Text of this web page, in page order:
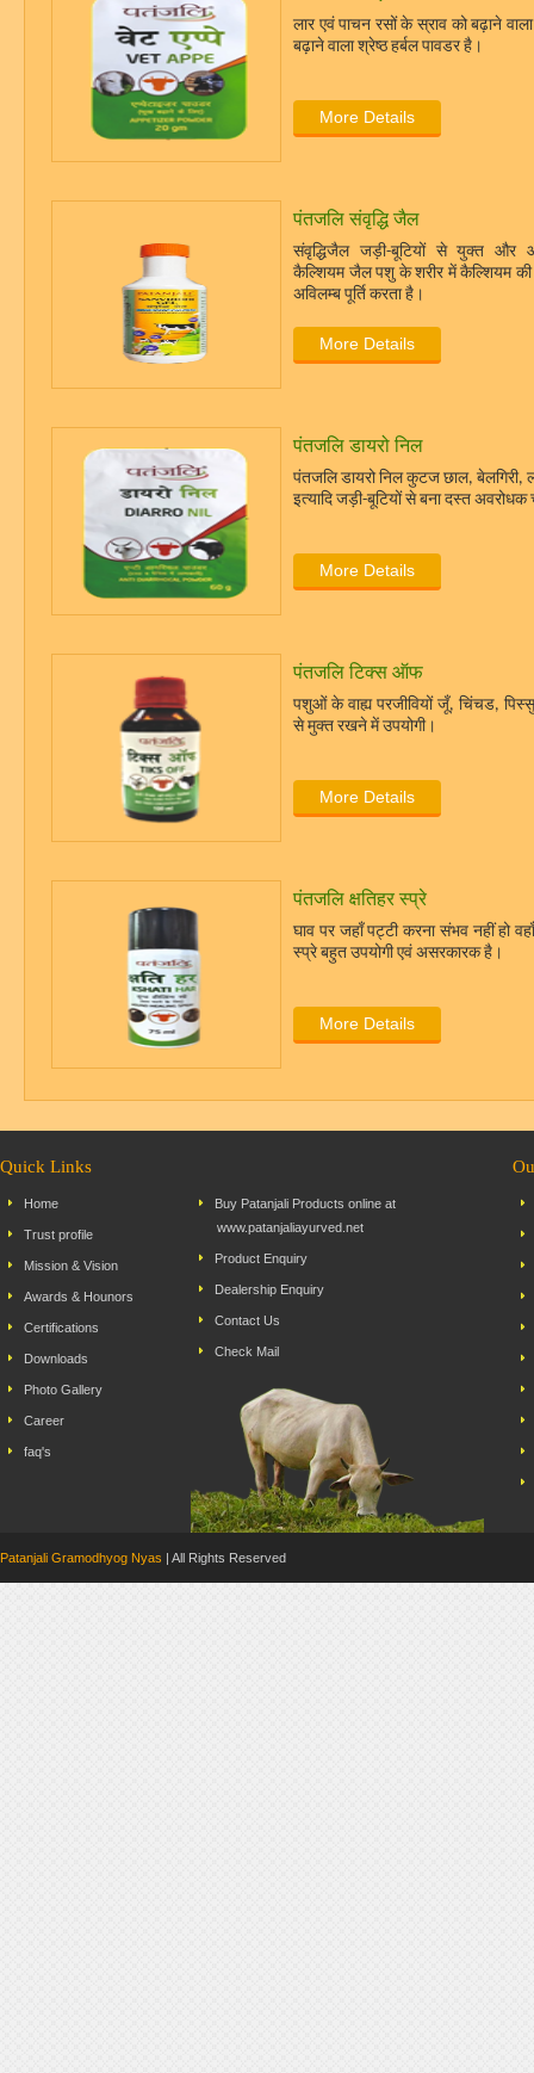
लार एवं पाचन रसों के स्राव को बढ़ाने
बढ़ाने वाला श्रेष्ठ हर्बल पावडर है।
More Details
पंतजलि संवृद्धि जैल
संवृद्धिजैल जड़ी-बूटियों से युक्त और
कैल्शियम जैल पशु के शरीर में कैल्शियम की
अविलम्ब पूर्ति करता है।
More Details
पंतजलि डायरो निल
पंतजलि डायरो निल कुटज छाल, बेलगिरी,
इत्यादि जड़ी-बूटियों से बना दस्त अवरोधक
More Details
पंतजलि टिक्स ऑफ
पशुओं के वाह्य परजीवियों जूँ, चिंचड, पिस्सु
से मुक्त रखने में उपयोगी।
More Details
पंतजलि क्षतिहर स्प्रे
घाव पर जहाँ पट्टी करना संभव नहीं हो वहाँ
स्प्रे बहुत उपयोगी एवं असरकारक है।
More Details
Quick Links
Home
Trust profile
Mission & Vision
Awards & Hounors
Certifications
Downloads
Photo Gallery
Career
faq's
Buy Patanjali Products online at
www.patanjaliayurved.net
Product Enquiry
Dealership Enquiry
Contact Us
Check Mail
Patanjali Gramodhyog Nyas | All Rights Reserved